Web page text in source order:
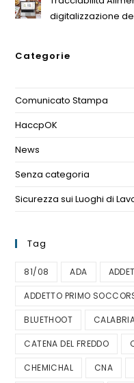
digitalizzazione
Categorie
Comunicato Stampa
HaccpOK
News
Senza categoria
Sicurezza sui Luoghi di
Tag
81/08 ADA
ADDETTO PRIMO
BLUETHOOT
CATENA DEL FREDDO
CHEMICHAL CNA